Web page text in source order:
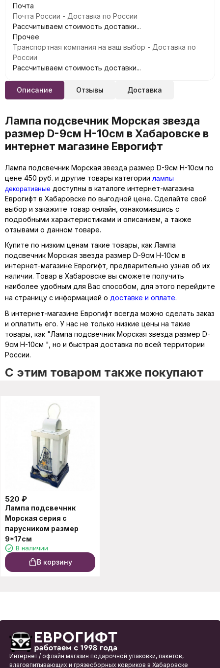
Почта
Почта России - Доставка по России
Рассчитываем стоимость доставки...
Прочее
Транспортная компания на ваш выбор - Доставка по
России
Рассчитываем стоимость доставки...
Описание Отзывы Доставка
Лампа подсвечник Морская звезда
размер D-9см H-10см в Хабаровске в
интернет магазине Еврогифт
Лампа подсвечник Морская звезда размер D-9см H-10см по
цене 450 руб. и другие товары категории лампы
декоративные доступны в каталоге интернет-магазина
Еврогифт в Хабаровске по выгодной цене. Сделайте свой
выбор и закажите товар онлайн, ознакомившись с
подробными характеристиками и описанием, а также
отзывами о данном товаре.
Купите по низким ценам такие товары, как Лампа
подсвечник Морская звезда размер D-9см H-10см в
интернет-магазине Еврогифт, предварительно узнав об их
наличии. Товар в Хабаровске вы сможете получить
наиболее удобным для Вас способом, для этого перейдите
на страницу с информацией о доставке и оплате.
В интернет-магазине Еврогифт всегда можно сделать заказ
и оплатить его. У нас не только низкие цены на такие
товары, как "Лампа подсвечник Морская звезда размер D-
9см H-10см ", но и быстрая доставка по всей территории
России.
C этим товаром также покупают
520 ₽
Лампа подсвечник
Морская серия с
парусником размер
9*17см
В наличии
В корзину
Интернет / офлайн магазин подарочной упаковки, пакетов,
влаговпитывающих и грязесборных ковриков в Хабаровске